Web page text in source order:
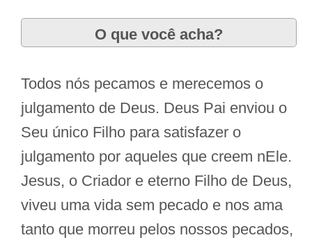
O que você acha?
Todos nós pecamos e merecemos o
julgamento de Deus. Deus Pai enviou o
Seu único Filho para satisfazer o
julgamento por aqueles que creem nEle.
Jesus, o Criador e eterno Filho de Deus,
viveu uma vida sem pecado e nos ama
tanto que morreu pelos nossos pecados,